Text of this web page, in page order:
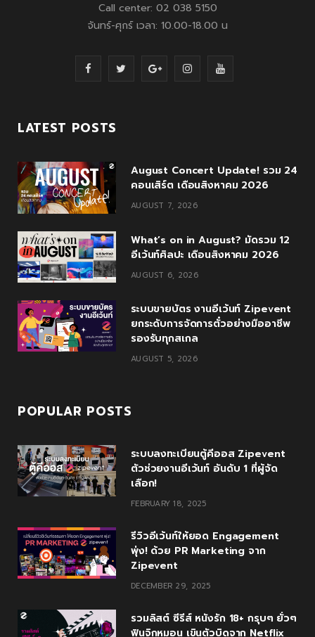
Call center: 02 038 5150
จันทร์-ศุกร์ เวลา: 10.00-18.00 น
F
c
b
o
k
G
l
e
l
u
s
I
a
g
a
m
Y
u
LATEST POSTS
August Concert Update! รวม 24
คอนเสิร์ต เดือนสิงหาคม 2026
AUGUST 7, 2026
What’s on in August? มัดรวม 12
อีเว้นท์ศิลปะ เดือนสิงหาคม 2026
AUGUST 6, 2026
ระบบขายบัตร งานอีเว้นท์ Zipevent
ยกระดับการจัดการตั๋วอย่างมืออาชีพ
รองรับทุกสเกล
AUGUST 5, 2026
POPULAR POSTS
ระบบลงทะเบียนตู้คีออส Zipevent
ตัวช่วยงานอีเว้นท์ อันดับ 1 ที่ผู้จัด
เลือก!
FEBRUARY 18, 2025
รีวิวอีเว้นท์ให้ยอด Engagement
พุ่ง! ด้วย PR Marketing จาก
Zipevent
DECEMBER 29, 2025
รวมลิสต์ ซีรีส์ หนังรัก 18+ กรุบๆ ยั่วๆ
ฟินจิกหมอน เขินตัวบิดจาก Netflix